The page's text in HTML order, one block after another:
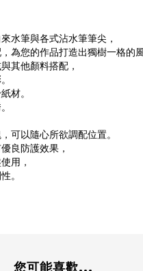
水筆與各式沾水筆筆尖，
為您的作品打造出獨樹一格的風
其他顏料搭配，
材。
可以隨心所欲調配位置。
良防護效果，
用，
。
您可能喜歡...